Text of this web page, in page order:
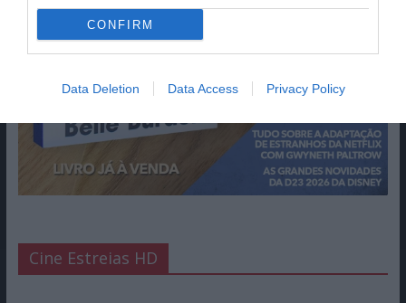
CONFIRM
Data Deletion Data Access Privacy Policy
Cine Estreias HD